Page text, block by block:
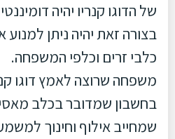
של הדוגו קנריו יהיה דומיננטי
בצורה זאת יהיה ניתן למנוע
כלבי זרים וכלפי המשפחה.
משפחה שרוצה לאמץ דוגו
בחשבון שמדובר בכלב
שמחייב אילוף וחינוך